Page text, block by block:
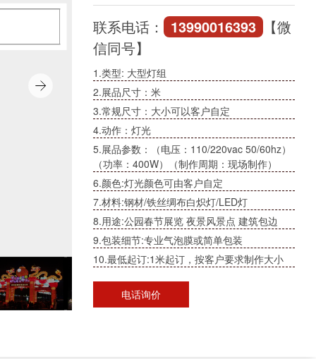
联系电话： 13990016393 【微
信同号】
1.类型: 大型灯组
2.展品尺寸：米
3.常规尺寸：大小可以客户自定
4.动作：灯光
5.展品参数：（电压：110/220vac 50/60hz）
（功率：400W）（制作周期：现场制作）
6.颜色:灯光颜色可由客户自定
7.材料:钢材/铁丝绸布白炽灯/LED灯
8.用途:公园春节展览 夜景风景点 建筑包边
9.包装细节:专业气泡膜或简单包装
10.最低起订:1米起订，按客户要求制作大小
电话询价